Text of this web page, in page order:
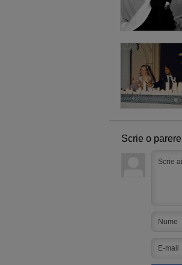
Scrie o parere